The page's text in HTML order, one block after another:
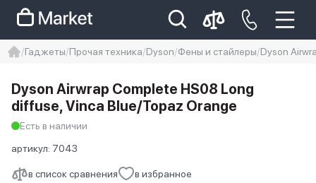
Iphone 14 pro max
айфон 14
Гаджеты Прочая техника Dyson Фены и стайлеры Dyson
в список сравнения в избранное
Dyson Airwrap Complete HS08 Long
diffuse, Vinca Blue/Topaz Orange
Есть в наличии
артикул: 7043